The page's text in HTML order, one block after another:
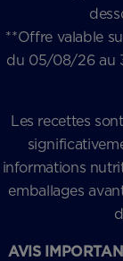
**Offre valable
du 05/08/26 au
Les recettes
informations
emballages
AVIS